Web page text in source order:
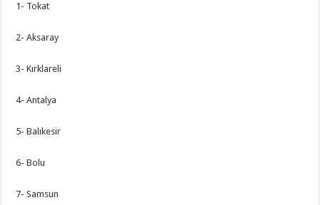
1- Tokat
2- Aksaray
3- Kırklareli
4- Antalya
5- Balıkesir
6- Bolu
7- Samsun